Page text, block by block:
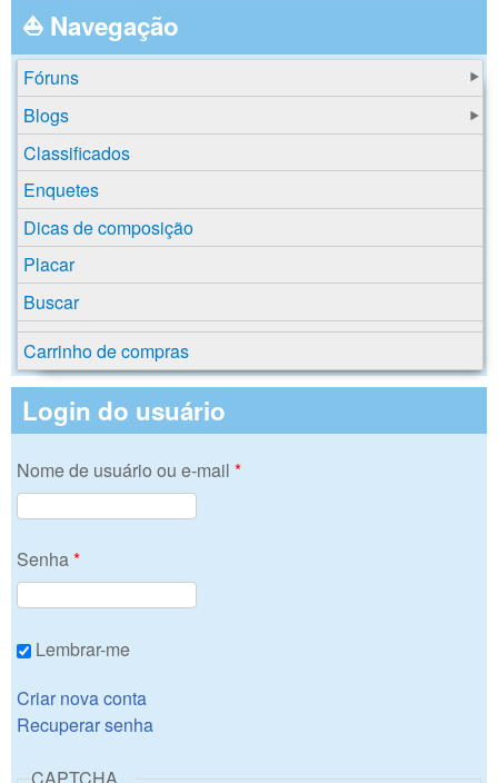
⛵ Navegação
Fóruns
Blogs
Classificados
Enquetes
Dicas de composição
Placar
Buscar
Carrinho de compras
Login do usuário
Nome de usuário ou e-mail *
Senha*
Lembrar-me
Criar nova conta
Recuperar senha